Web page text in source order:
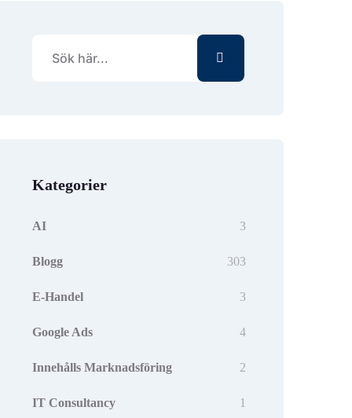
Kategorier
AI 3
Blogg 303
E-Handel 3
Google Ads 4
Innehålls Marknadsföring 2
IT Consultancy 1